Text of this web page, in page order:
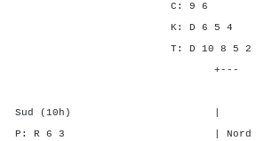
4 C:
2 K: D 6
4 T: D 10 8
| SA P
3 | Nord 6 5